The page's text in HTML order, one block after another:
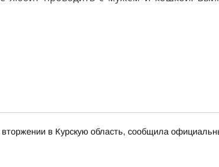
в Курскую область, сообщила